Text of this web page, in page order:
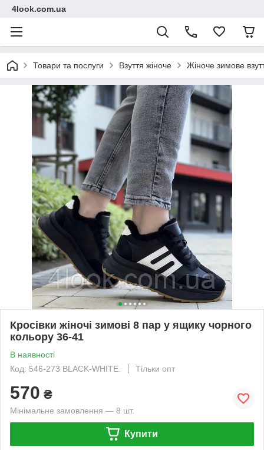
4look.com.ua
Товари та послуги Взуття жіноче Жіноче зимове
Кросівки жіночі зимові 8 пар у ящику чорного
кольору 36-41
В наявності
Код: 546-273 BLACK-WHITE.
Тільки опт
570 ₴
Мінімальне замовлення — 8 шт.
Купити